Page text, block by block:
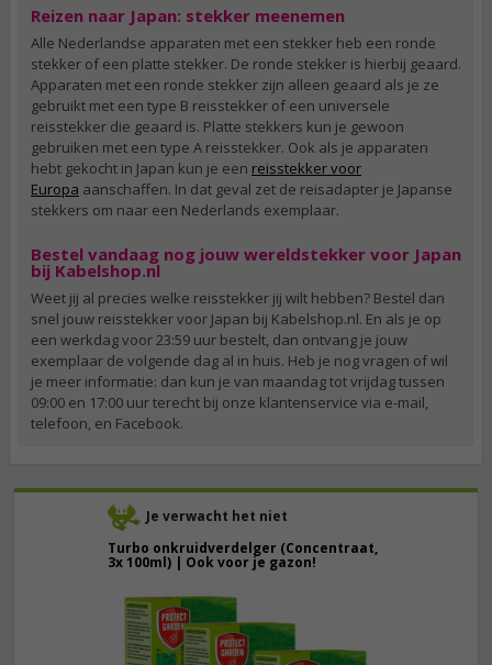
Je verwacht het niet
Turbo onkruidverdelger (Concentraat,
3x 100ml) | Ook voor je gazon!
Reizen naar Japan: stekker meenemen
Alle Nederlandse apparaten met een stekker heb een ronde
stekker of een platte stekker. De ronde stekker is hierbij geaard.
Apparaten met een ronde stekker zijn alleen geaard als je ze
gebruikt met een type B reisstekker of een universele
reisstekker die geaard is. Platte stekkers kun je gewoon
gebruiken met een type A reisstekker. Ook als je apparaten
hebt gekocht in Japan kun je een reisstekker voor
Europa aanschaffen. In dat geval zet de reisadapter je Japanse
stekkers om naar een Nederlands exemplaar.
Bestel vandaag nog jouw wereldstekker voor Japan
bij Kabelshop.nl
Weet jij al precies welke reisstekker jij wilt hebben? Bestel dan
snel jouw reisstekker voor Japan bij Kabelshop.nl. En als je op
een werkdag voor 23:59 uur bestelt, dan ontvang je jouw
exemplaar de volgende dag al in huis. Heb je nog vragen of wil
je meer informatie: dan kun je van maandag tot vrijdag tussen
09:00 en 17:00 uur terecht bij onze klantenservice via e-mail,
telefoon, en Facebook.